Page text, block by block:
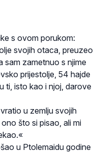
s ovom porukom:
svojih otaca, preuzeo
sam zametnuo s njime
prijestolje, 54 hajde
ti, isto kao i njoj, darove
u zemlju svojih
što si pisao, ali mi
u Ptolemaidu godine